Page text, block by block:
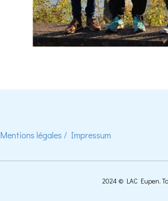
Mentions légales / Impressum
2024 © LAC Eupen.